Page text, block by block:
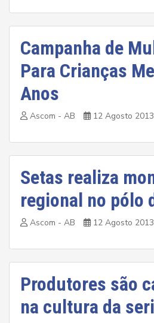
Campanha de
Para Crianças
Anos
Ascom - AB 12 Agosto 2013
Setas realiza
regional no pólo
Ascom - AB 12 Agosto 2013
Produtores são
na cultura da